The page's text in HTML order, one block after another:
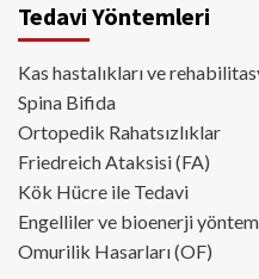
Tedavi Yöntemleri
Kas hastalıkları ve
Spina Bifida
Ortopedik Rahatsızlıklar
Friedreich Ataksisi (FA)
Kök Hücre ile Tedavi
Engelliler ve bioenerji
Omurilik Hasarları (OF)